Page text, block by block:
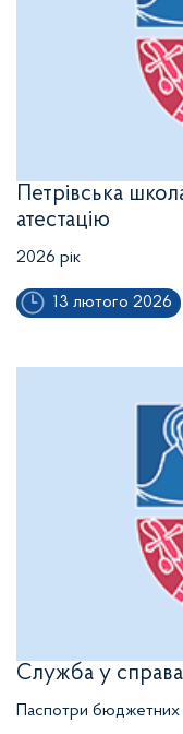
Петрівська
атестацію
2026 рік
13 лютого 2026
Служба у
Паспотри